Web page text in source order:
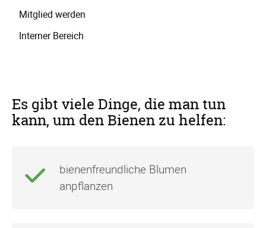
Mitglied werden
Interner Bereich
Es gibt viele Dinge, die man tun
kann, um den Bienen zu helfen:
bienenfreundliche Blumen
anpflanzen